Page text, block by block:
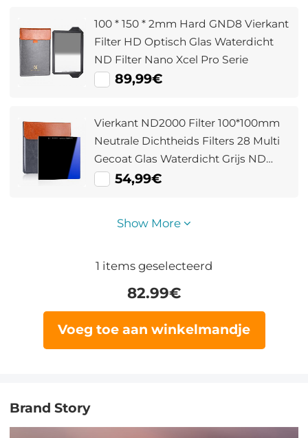
100 * 150 * 2mm Hard GND8 Vierkant
Filter HD Optisch Glas Waterdicht
ND Filter Nano Xcel Pro Serie
89,99€
Vierkant ND2000 Filter 100*100mm
Neutrale Dichtheids Filters 28 Multi
Gecoat Glas Waterdicht Grijs ND
Filter Nano Xcel Serie
54,99€
Show More
1 items geselecteerd
82.99€
Voeg toe aan winkelmandje
Brand Story